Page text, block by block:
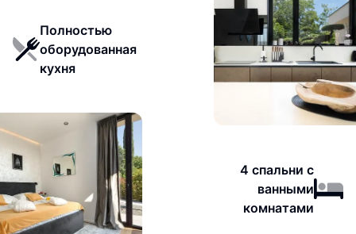
Полностью
оборудованная
кухня
4 спальни с
ванными
комнатами